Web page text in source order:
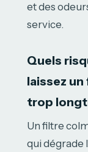
et des
service.
Quels
laissez
trop
Un filtre
qui dégrade